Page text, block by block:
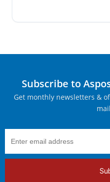
Subscribe to
Get monthly newsletters &